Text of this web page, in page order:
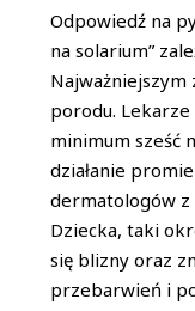
Odpowiedź na
na solarium”
Najważniejszym
porodu. Lekarze
minimum sześć
działanie
dermatologów
Dziecka, taki
się blizny oraz
przebarwień i